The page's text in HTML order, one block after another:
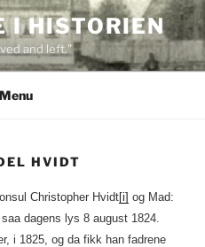
I HISTORIEN
and left.”
Menu
HVIDT
Christopher Hvidt[i] og Mad:
dagens lys 8 august 1824.
i 1825, og da fikk han fadrene